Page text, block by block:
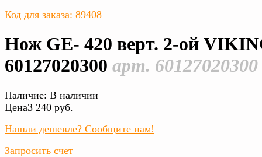
Код для заказа: 89408
Нож GЕ- 420 верт. 2-ой
60127020300 арт. 60127020300
Наличие: В наличии
Цена3 240 руб.
Нашли дешевле? Сообщите нам!
Запросить счет